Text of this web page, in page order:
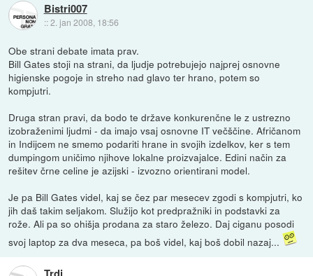
Bistri007
::2. jan 2008, 18:56
Obe strani debate imata prav.
Bill Gates stoji na strani, da ljudje potrebujejo najprej osnovne
higienske pogoje in streho nad glavo ter hrano, potem so
kompjutri.
Druga stran pravi, da bodo te države konkurenčne le z ustrezno
izobraženimi ljudmi - da imajo vsaj osnovne IT večščine. Afričanom
in Indijcem ne smemo podariti hrane in svojih izdelkov, ker s tem
dumpingom uničimo njihove lokalne proizvajalce. Edini način za
rešitev črne celine je azijski - izvozno orientirani model.
Je pa Bill Gates videl, kaj se čez par mesecev zgodi s kompjutri, ko
jih daš takim seljakom. Služijo kot predpražniki in podstavki za
rože. Ali pa so ohišja prodana za staro železo. Daj ciganu posodi
svoj laptop za dva meseca, pa boš videl, kaj boš dobil nazaj...